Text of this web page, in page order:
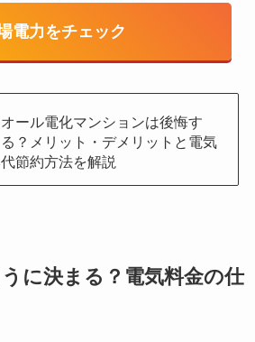
電力をチェック
オール電化マンションは後悔す
る？メリット・デメリットと電気
代節約方法を解説
に決まる？電気料金の仕